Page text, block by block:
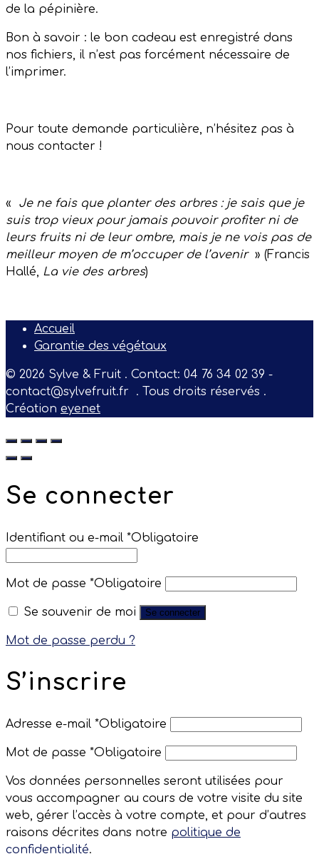
de la pépinière.
Bon à savoir : le bon cadeau est enregistré dans
nos fichiers, il n’est pas forcément nécessaire de
l’imprimer.
Pour toute demande particulière, n’hésitez pas à
nous contacter !
«
Je ne fais que planter des arbres : je sais que je
suis trop vieux pour jamais pouvoir profiter ni de
leurs fruits ni de leur ombre, mais je ne vois pas de
meilleur moyen de m’occuper de l’avenir» (Francis
Hallé, La vie des arbres)
Accueil
Garantie des végétaux
© 2026 Sylve & Fruit . Contact: 04 76 34 02 39 -
contact@sylvefruit.fr . Tous droits réservés .
Création eyenet
Se connecter
Identifiant ou e-mail *Obligatoire
Mot de passe *Obligatoire
Se souvenir de moi Se connecter
Mot de passe perdu ?
S’inscrire
Adresse e-mail *Obligatoire
Mot de passe *Obligatoire
Vos données personnelles seront utilisées pour
vous accompagner au cours de votre visite du site
web, gérer l’accès à votre compte, et pour d’autres
raisons décrites dans notre politique de
confidentialité.